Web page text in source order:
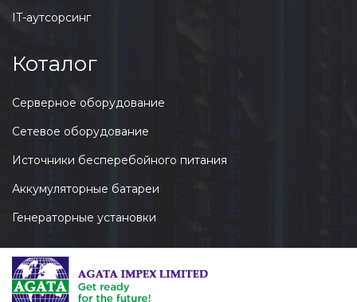
IT-аутсорсинг
Коталог
Серверное оборудование
Сетевое оборудование
Источники бесперебойного питания
Аккумуляторные батареи
Генераторные установки